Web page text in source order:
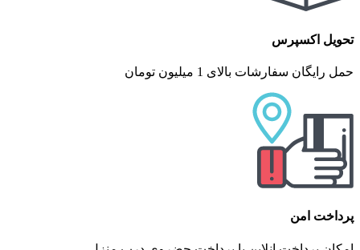
تحویل اکسپرس
حمل رایگان سفارشات بالای 1 میلیون تومان
پرداخت امن